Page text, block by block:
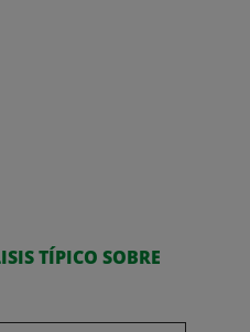
TÍPICO SOBRE